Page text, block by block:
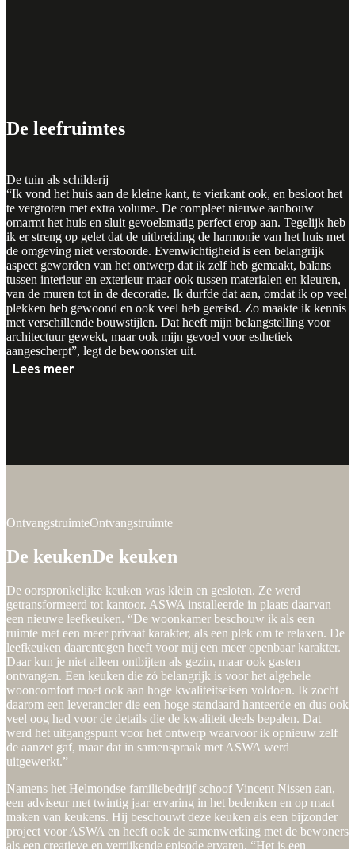
De leefruimtes
De tuin als schilderij
“Ik vond het huis aan de kleine kant, te vierkant ook, en besloot het
te vergroten met extra volume. De compleet nieuwe aanbouw
omarmt het huis en sluit gevoelsmatig perfect erop aan. Tegelijk heb
ik er streng op gelet dat de uitbreiding de harmonie van het huis met
de omgeving niet verstoorde. Evenwichtigheid is een belangrijk
aspect geworden van het ontwerp dat ik zelf heb gemaakt, balans
tussen interieur en exterieur maar ook tussen materialen en kleuren,
van de muren tot in de decoratie. Ik durfde dat aan, omdat ik op veel
plekken heb gewoond en ook veel heb gereisd. Zo maakte ik kennis
met verschillende bouwstijlen. Dat heeft mijn belangstelling voor
architectuur gewekt, maar ook mijn gevoel voor esthetiek
aangescherpt”, legt de bewoonster uit.
Lees meer
OntvangstruimteOntvangstruimte
De keukenDe keuken
De oorspronkelijke keuken was klein en gesloten. Ze werd
getransformeerd tot kantoor. ASWA installeerde in plaats daarvan
een nieuwe leefkeuken. “De woonkamer beschouw ik als een
ruimte met een meer privaat karakter, als een plek om te relaxen. De
leefkeuken daarentegen heeft voor mij een meer openbaar karakter.
Daar kun je niet alleen ontbijten als gezin, maar ook gasten
ontvangen. Een keuken die zó belangrijk is voor het algehele
wooncomfort moet ook aan hoge kwaliteitseisen voldoen. Ik zocht
daarom een leverancier die een hoge standaard hanteerde en dus ook
veel oog had voor de details die de kwaliteit deels bepalen. Dat
werd het uitgangspunt voor het ontwerp waarvoor ik opnieuw zelf
de aanzet gaf, maar dat in samenspraak met ASWA werd
uitgewerkt.”
Namens het Helmondse familiebedrijf schoof Vincent Nissen aan,
een adviseur met twintig jaar ervaring in het bedenken en op maat
maken van keukens. Hij beschouwt deze keuken als een bijzonder
project voor ASWA en heeft ook de samenwerking met de bewoners
als een creatieve en verrijkende episode ervaren. “Het is een